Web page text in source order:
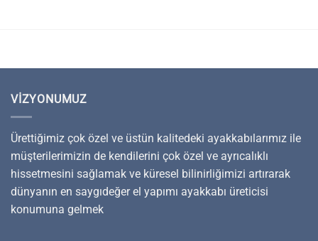
VIZYONUMUZ
Ürettiğimiz çok özel ve üstün kalitedeki ayakkabılarımız ile
müşterilerimizin de kendilerini çok özel ve ayrıcalıklı
hissetmesini sağlamak ve küresel bilinirliğimizi artırarak
dünyanın en saygıdeğer el yapımı ayakkabı üreticisi
konumuna gelmek